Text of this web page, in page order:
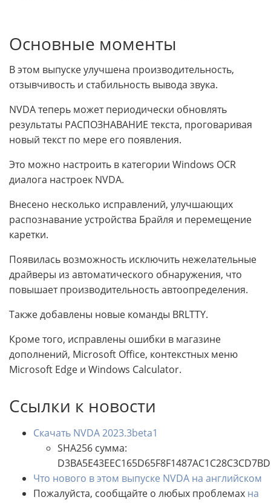
Основные моменты
В этом выпуске улучшена производительность,
отзывчивость и стабильность вывода звука.
NVDA теперь может периодически обновлять
результаты РАСПОЗНАВАНИЕ текста, проговаривая
новый текст по мере его появления.
Это можно настроить в категории Windows OCR
диалога настроек NVDA.
Внесено несколько исправлений, улучшающих
распознавание устройства Брайля и перемещение
каретки.
Появилась возможность исключить нежелательные
драйверы из автоматического обнаружения, что
повышает производительность автоопределения.
Также добавлены новые команды BRLTTY.
Кроме того, исправлены ошибки в магазине
дополнений, Microsoft Office, контекстных меню
Microsoft Edge и Windows Calculator.
Ссылки к новости
Скачать NVDA 2023.3beta1
SHA256 сумма:
Что нового в этом выпуске NVDA на английском
Пожалуйста, сообщайте о любых проблемах на